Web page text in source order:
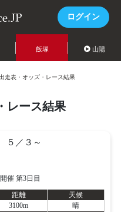
ログイン
飯塚 山陽
走表・オッズ・レース結果
レース結果
／３～
催 第3日目
距離
天候
3100m
晴